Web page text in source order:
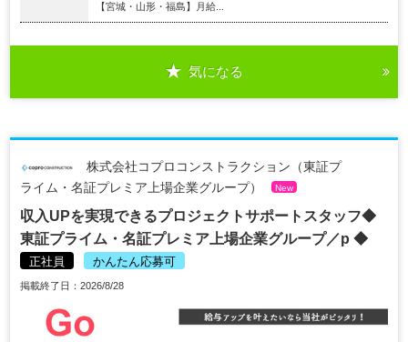
【宮城・山形・福島】月給...
気になる
株式会社コプロコンストラクション（東証プ
ライム・名証プレミア上場企業グループ）
New
収入UPを実現できるプロジェクトサポートスタッフ◆
東証プライム・名証プレミア上場企業グループ／p ◆
正社員 かんたん応募可
掲載終了日：2026/8/28